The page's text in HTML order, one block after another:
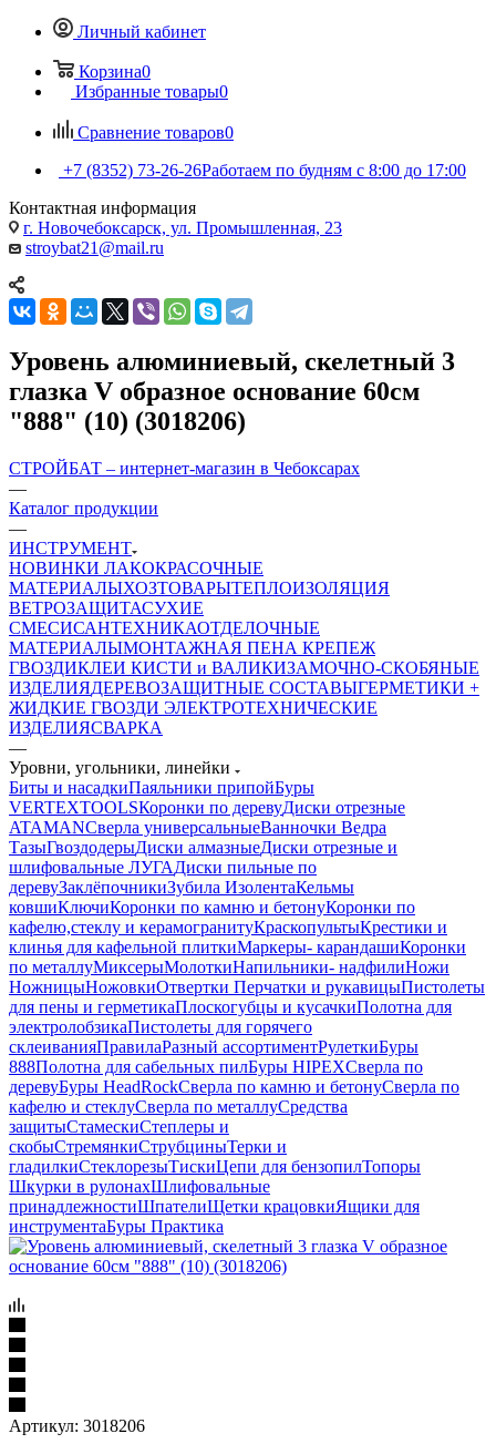
Личный кабинет
Корзина0
Избранные товары0
Сравнение товаров0
+7 (8352) 73-26-26Работаем по будням с 8:00 до 17:00
Контактная информация
г. Новочебоксарск, ул. Промышленная, 23
stroybat21@mail.ru
Уровень алюминиевый, скелетный 3
глазка V образное основание 60см
"888" (10) (3018206)
СТРОЙБАТ – интернет-магазин в Чебоксарах
—
Каталог продукции
—
ИНСТРУМЕНТ
НОВИНКИ ЛАКОКРАСОЧНЫЕ
МАТЕРИАЛЫХОЗТОВАРЫТЕПЛОИЗОЛЯЦИЯ
ВЕТРОЗАЩИТАСУХИЕ
СМЕСИСАНТЕХНИКАОТДЕЛОЧНЫЕ
МАТЕРИАЛЫМОНТАЖНАЯ ПЕНА КРЕПЕЖ
ГВОЗДИКЛЕИ КИСТИ и ВАЛИКИЗАМОЧНО-СКОБЯНЫЕ
ИЗДЕЛИЯДЕРЕВОЗАЩИТНЫЕ СОСТАВЫГЕРМЕТИКИ +
ЖИДКИЕ ГВОЗДИ ЭЛЕКТРОТЕХНИЧЕСКИЕ
ИЗДЕЛИЯСВАРКА
—
Уровни, угольники, линейки
Биты и насадкиПаяльники припойБуры
VERTEXTOOLSКоронки по деревуДиски отрезные
ATAMANСверла универсальныеВанночки Ведра
ТазыГвоздодерыДиски алмазныеДиски отрезные и
шлифовальные ЛУГАДиски пильные по
деревуЗаклёпочникиЗубила ИзолентаКельмы
ковшиКлючиКоронки по камню и бетонуКоронки по
кафелю,стеклу и керамогранитуКраскопультыКрестики и
клинья для кафельной плиткиМаркеры- карандашиКоронки
по металлуМиксерыМолоткиНапильники- надфилиНожи
НожницыНожовкиОтвертки Перчатки и рукавицыПистолеты
для пены и герметикаПлоскогубцы и кусачкиПолотна для
электролобзикаПистолеты для горячего
склеиванияПравилаРазный ассортиментРулеткиБуры
888Полотна для сабельных пилБуры HIPEXСверла по
деревуБуры HeadRockСверла по камню и бетонуСверла по
кафелю и стеклуСверла по металлуСредства
защитыСтамескиСтеплеры и
скобыСтремянкиСтрубциныТерки и
гладилкиСтеклорезыТискиЦепи для бензопилТопоры
Шкурки в рулонахШлифовальные
принадлежностиШпателиЩетки крацовкиЯщики для
инструментаБуры Практика
Артикул: 3018206